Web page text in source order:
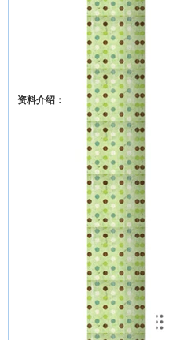
资料介绍：